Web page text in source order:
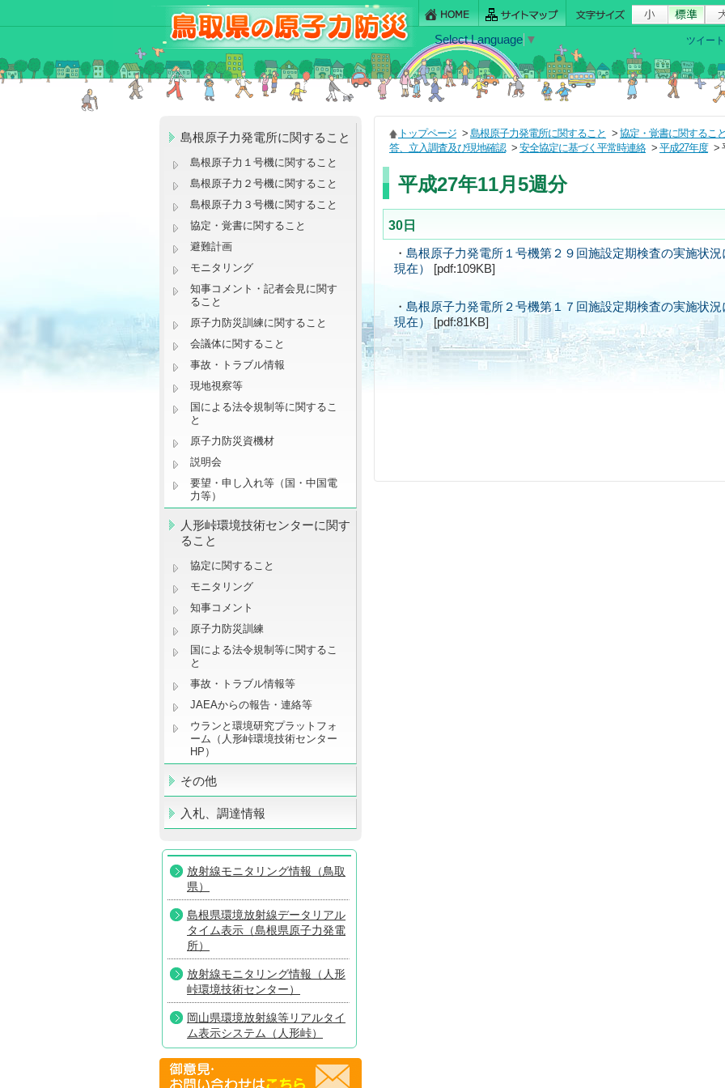
ツイート
Select Language ▼
島根原子力発電所に関すること
島根原子力１号機に関すること
島根原子力２号機に関すること
島根原子力３号機に関すること
協定・覚書に関すること
避難計画
モニタリング
知事コメント・記者会見に関す
ること
原子力防災訓練に関すること
会議体に関すること
事故・トラブル情報
現地視察等
国による法令規制等に関するこ
と
原子力防災資機材
説明会
要望・申し入れ等（国・中国電
力等）
人形峠環境技術センターに関す
ること
協定に関すること
モニタリング
知事コメント
原子力防災訓練
国による法令規制等に関するこ
と
事故・トラブル情報等
JAEAからの報告・連絡等
ウランと環境研究プラットフォ
ーム（人形峠環境技術センター
HP）
その他
入札、調達情報
放射線モニタリング情報（鳥取
県）
島根県環境放射線データリアル
タイム表示（島根県原子力発電
所）
放射線モニタリング情報（人形
峠環境技術センター）
岡山県環境放射線等リアルタイ
ム表示システム（人形峠）
放射線モニタリング情報共有・
公表システム（原子力規制委員
トップページ > 島根原子力発電所に関すること > 協定・覚書に関するこ
答、立入調査及び現地確認 > 安全協定に基づく平常時連絡 > 平成27年度 >
平成27年11月5週分
30日
・ 島根原子力発電所１号機第２９回施設定期検査の実施状
現在）
[pdf:109KB]
・ 島根原子力発電所２号機第１７回施設定期検査の実施状
現在）
[pdf:81KB]